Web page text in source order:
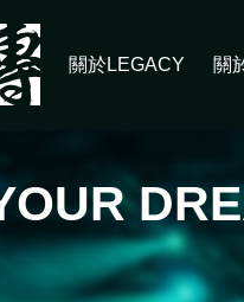
關於LEGACY 關